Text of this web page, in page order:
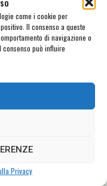
come i cookie per
Il consenso a queste
di navigazione o
può influire
Privacy